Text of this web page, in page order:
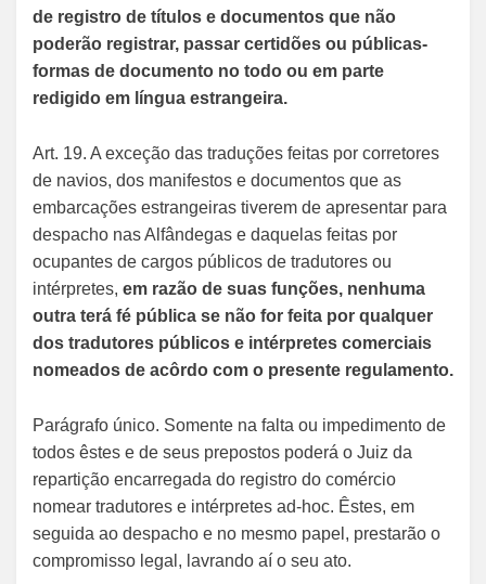
de registro de títulos e documentos que não
poderão registrar, passar certidões ou públicas-
formas de documento no todo ou em parte
redigido em língua estrangeira.
Art. 19. A exceção das traduções feitas por corretores
de navios, dos manifestos e documentos que as
embarcações estrangeiras tiverem de apresentar para
despacho nas Alfândegas e daquelas feitas por
ocupantes de cargos públicos de tradutores ou
intérpretes, em razão de suas funções, nenhuma
outra terá fé pública se não for feita por qualquer
dos tradutores públicos e intérpretes comerciais
nomeados de acôrdo com o presente regulamento.
Parágrafo único. Somente na falta ou impedimento de
todos êstes e de seus prepostos poderá o Juiz da
repartição encarregada do registro do comércio
nomear tradutores e intérpretes ad-hoc. Êstes, em
seguida ao despacho e no mesmo papel, prestarão o
compromisso legal, lavrando aí o seu ato.